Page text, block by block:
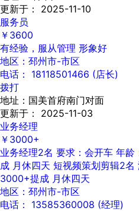
更新于： 2025-11-10
服务员
￥3600
有经验，服从管理 形象好
地区：邳州市-市区
电话： 18118501466 (店长)
拨打
地址：国美首府南门对面
更新于： 2025-11-03
业务经理
￥3000+
业务经理2名 要求：会开车 年
成 月休四天 短视频策划剪辑2名
3000+提成 月休四天
地区：邳州市-市区
电话： 13585360008 (经理)